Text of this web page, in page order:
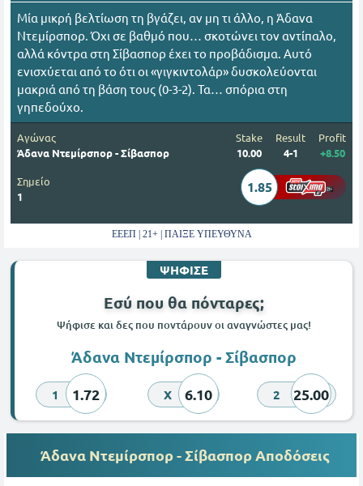
Μία μικρή βελτίωση τη βγάζει, αν μη τι άλλο, η Άδανα
Ντεμίρσπορ. Όχι σε βαθμό που… σκοτώνει τον αντίπαλο,
αλλά κόντρα στη Σίβασπορ έχει το προβάδισμα. Αυτό
ενισχύεται από το ότι οι «γιγκιντολάρ» δυσκολεύονται
μακριά από τη βάση τους (0-3-2). Τα… σπόρια στη
γηπεδούχο.
Αγώνας
Άδανα Ντεμίρσπορ - Σίβασπορ
Stake
10.00
Result
4-1
Profit
+8.50
Σημείο
1
1.85
ΕΕΕΠ | 21+ | ΠΑΙΞΕ ΥΠΕΥΘΥΝΑ
ΨΗΦΙΣΕ
Εσύ που θα πόνταρες;
Ψήφισε και δες που ποντάρουν οι αναγνώστες μας!
Άδανα Ντεμίρσπορ - Σίβασπορ
1 1.72 X 6.10 2 25.00
Άδανα Ντεμίρσπορ - Σίβασπορ Αποδόσεις